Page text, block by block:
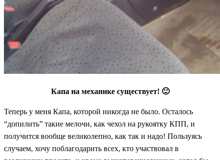
Капа на механике существует! 🙂
Теперь у меня Капа, которой никогда не было. Осталось
“допилить” такие мелочи, как чехол на рукоятку КПП, и
получится вообще великолепно, как так и надо! Пользуясь
случаем, хочу поблагодарить всех, кто участвовал в